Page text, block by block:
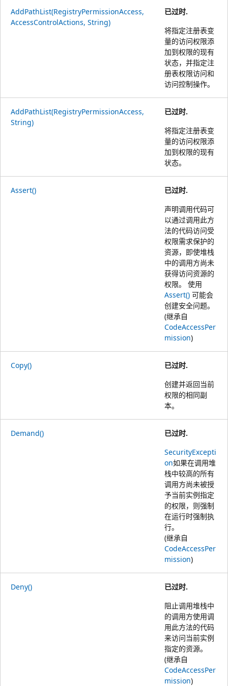
AddPathList(RegistryPermissionAccess,
AccessControlActions, String)
已过时.
将指定注册表变
量的访问权限添
加到权限的现有
状态，并指定注
册表权限访问和
访问控制操作。
AddPathList(RegistryPermissionAccess,
String)
已过时.
将指定注册表变
量的访问权限添
加到权限的现有
状态。
Assert()
已过时.
声明调用代码可
以通过调用此方
法的代码访问受
权限需求保护的
资源，即使堆栈
中的调用方尚未
获得访问资源的
权限。 使用
Assert() 可能会
创建安全问题。
(继承自
CodeAccessPer
mission)
Copy()
已过时.
创建并返回当前
权限的相同副
本。
Demand()
已过时.
SecurityExcepti
on如果在调用堆
栈中较高的所有
调用方尚未被授
予当前实例指定
的权限，则强制
在运行时强制执
行。
(继承自
CodeAccessPer
mission)
Deny()
已过时.
阻止调用堆栈中
的调用方使用调
用此方法的代码
来访问当前实例
指定的资源。
(继承自
CodeAccessPer
mission)